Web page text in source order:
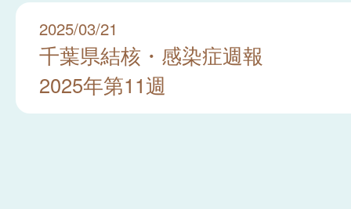
2025/03/21
千葉県結核・感染症週報
2025年第11週